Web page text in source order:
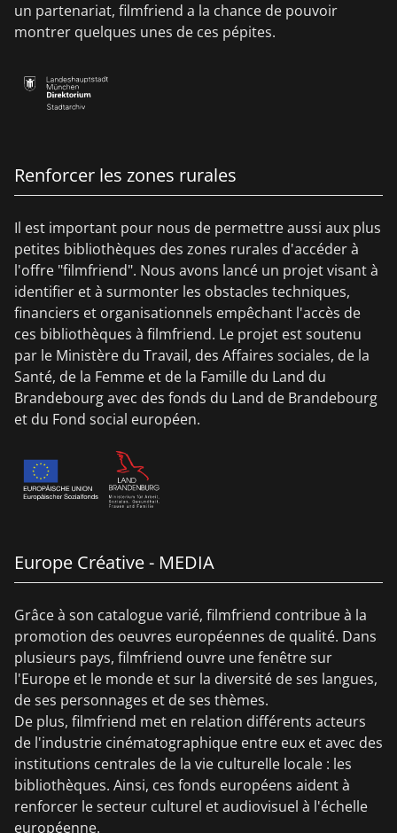
un partenariat, filmfriend a la chance de pouvoir
montrer quelques unes de ces pépites.
Renforcer les zones rurales
Il est important pour nous de permettre aussi aux plus
petites bibliothèques des zones rurales d'accéder à
l'offre "filmfriend". Nous avons lancé un projet visant à
identifier et à surmonter les obstacles techniques,
financiers et organisationnels empêchant l'accès de
ces bibliothèques à filmfriend. Le projet est soutenu
par le Ministère du Travail, des Affaires sociales, de la
Santé, de la Femme et de la Famille du Land du
Brandebourg avec des fonds du Land de Brandebourg
et du Fond social européen.
Europe Créative - MEDIA
Grâce à son catalogue varié, filmfriend contribue à la
promotion des oeuvres européennes de qualité. Dans
plusieurs pays, filmfriend ouvre une fenêtre sur
l'Europe et le monde et sur la diversité de ses langues,
de ses personnages et de ses thèmes.
De plus, filmfriend met en relation différents acteurs
de l'industrie cinématographique entre eux et avec des
institutions centrales de la vie culturelle locale : les
bibliothèques. Ainsi, ces fonds européens aident à
renforcer le secteur culturel et audiovisuel à l'échelle
européenne.